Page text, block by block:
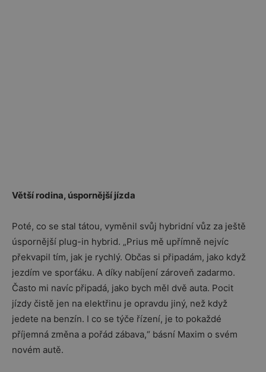
Větší rodina, úspornější jízda
Poté, co se stal tátou, vyměnil svůj hybridní vůz za ještě
úspornější plug-in hybrid. „Prius mě upřímně nejvíc
překvapil tím, jak je rychlý. Občas si připadám, jako když
jezdím ve sporťáku. A díky nabíjení zároveň zadarmo.
Často mi navíc připadá, jako bych měl dvě auta. Pocit
jízdy čistě jen na elektřinu je opravdu jiný, než když
jedete na benzín. I co se týče řízení, je to pokaždé
příjemná změna a pořád zábava,“ básní Maxim o svém
novém autě.